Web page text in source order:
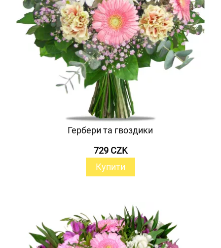
Гербери та гвоздики
729 CZK
Купити